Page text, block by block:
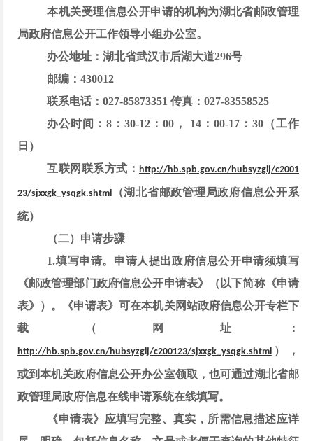
本机关受理信息公开申请的机构为湖北省邮政管理
局政府信息公开工作领导小组办公室。
办公地址：湖北省武汉市后湖大道296号
邮编：430012
联系电话：027-85873351 传真：027-83558525
办公时间：8：30-12 ：00 ， 14 ：00-17：30 （工作
日）
互联网联系方式： http://hb.spb.gov.cn/hubsyzglj/c2001
23/sjxxgk_ysqgk.shtml（湖北省邮政管理局政府信息公开系
统）
（二）申请步骤
1.填写申请。 申请人提出政府信息公开申请须填写
《邮政管理部门政府信息公开申请表》（以下简称《申请
表》）。《申请表》可在本机关网站政府信息公开专栏下
载（网址：
http://hb.spb.gov.cn/hubsyzglj/c200123/sjxxgk_ysqgk.shtml），
或到本机关政府信息公开办公室领取，也可通过湖北省邮
政管理局政府信息在线申请系统在线填写。
《申请表》应填写完整、真实，所需信息描述应详